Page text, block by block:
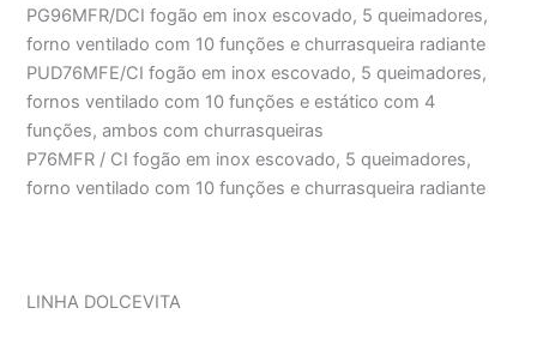
PG96MFR/DCI fogão em inox escovado, 5 queimadores,
forno ventilado com 10 funções e churrasqueira radiante
PUD76MFE/CI fogão em inox escovado, 5 queimadores,
fornos ventilado com 10 funções e estático com 4
funções, ambos com churrasqueiras
P76MFR / CI fogão em inox escovado, 5 queimadores,
forno ventilado com 10 funções e churrasqueira radiante
LINHA DOLCEVITA